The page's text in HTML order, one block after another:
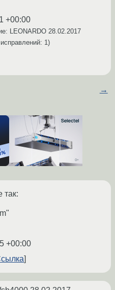
+00:00
LEONARDO 28.02.2017
1)
→
так:
+00:00